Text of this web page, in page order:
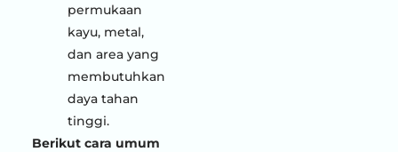
permukaan
kayu, metal,
dan area yang
membutuhkan
daya tahan
tinggi.
Berikut cara umum